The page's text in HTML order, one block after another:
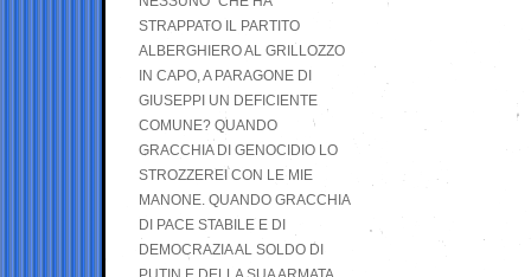
STRAPPATO IL PARTITO
ALBERGHIERO AL GRILLOZZO
IN CAPO, A PARAGONE DI
GIUSEPPI UN DEFICIENTE
COMUNE? QUANDO
GRACCHIA DI GENOCIDIO LO
STROZZEREI CON LE MIE
MANONE. QUANDO GRACCHIA
DI PACE STABILE E DI
DEMOCRAZIA AL SOLDO DI